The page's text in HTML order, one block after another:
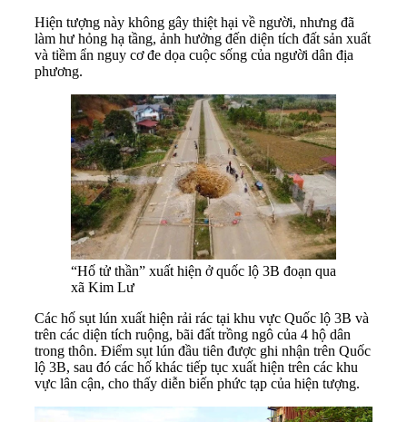
Hiện tượng này không gây thiệt hại về người, nhưng đã
làm hư hỏng hạ tầng, ảnh hưởng đến diện tích đất sản xuất
và tiềm ẩn nguy cơ đe dọa cuộc sống của người dân địa
phương.
“Hố tử thần” xuất hiện ở quốc lộ 3B đoạn qua
xã Kim Lư
Các hố sụt lún xuất hiện rải rác tại khu vực Quốc lộ 3B và
trên các diện tích ruộng, bãi đất trồng ngô của 4 hộ dân
trong thôn. Điểm sụt lún đầu tiên được ghi nhận trên Quốc
lộ 3B, sau đó các hố khác tiếp tục xuất hiện trên các khu
vực lân cận, cho thấy diễn biến phức tạp của hiện tượng.